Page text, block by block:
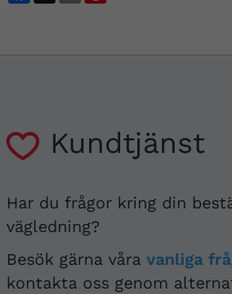
Kundtjänst
Har du frågor kring din
vägledning?
Besök gärna våra vanliga
kontakta oss genom